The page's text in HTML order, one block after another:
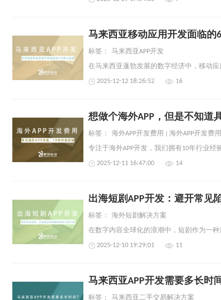
马来西亚移动应用开发面临的
标签： 马来西亚APP开发
2025-12-12 18:26:52 16
想做个海外APP，但是不知道
标签： 海外APP开发费用 海外APP开发费用
2025-12-11 16:47:00 14
出海短剧APP开发：避开常见
标签： 海外短剧解决方案
2025-12-10 19:29:01 11
马来西亚APP开发需要多长时
标签： 马来西亚二手交易解决方案